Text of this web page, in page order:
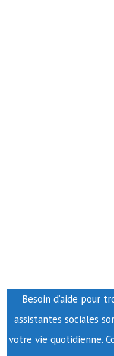
Besoin d’aide pour
assistantes sociales
votre vie quotidienne.